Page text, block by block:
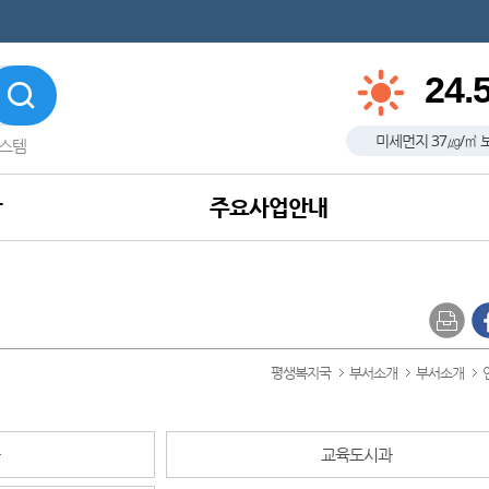
미세먼지37㎍/㎥
템
주요사업안내
평생복지국 부서소개 부서소개
교육도시과